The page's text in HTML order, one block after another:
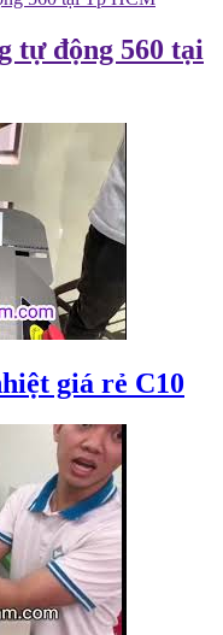
tự động 560 tại
giá rẻ C10